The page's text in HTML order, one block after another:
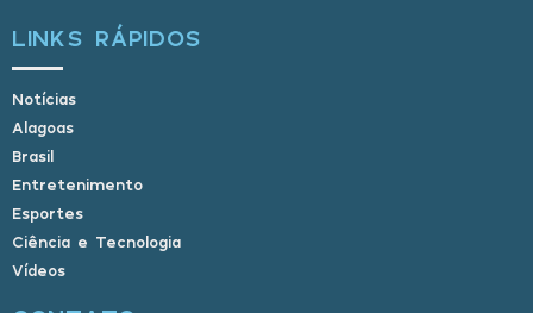
LINKS RÁPIDOS
Notícias
Alagoas
Brasil
Entretenimento
Esportes
Ciência e Tecnologia
Vídeos